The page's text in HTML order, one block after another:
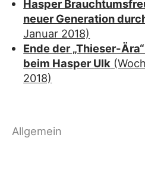
Hasper
neuer Generation
Januar 2018)
Ende der „Thieser-
beim Hasper Ulk
2018)